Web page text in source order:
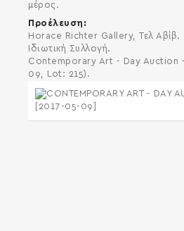
μέρος.
Προέλευση
Horace Richter Gallery, Τελ Αβίβ.
Ιδιωτική Συλλογή.
Contemporary Art - Day Auction
09, Lot: 215).